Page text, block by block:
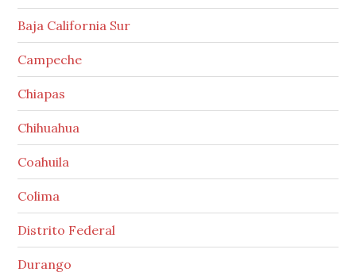
Baja California Sur
Campeche
Chiapas
Chihuahua
Coahuila
Colima
Distrito Federal
Durango